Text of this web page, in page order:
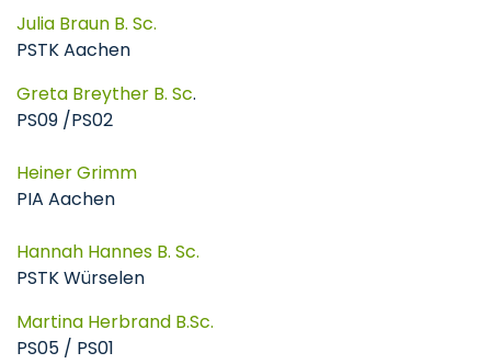
Julia Braun B. Sc.
PSTK Aachen
Greta Breyther B. Sc.
PS09 /PS02
Heiner Grimm
PIA Aachen
Hannah Hannes B. Sc.
PSTK Würselen
Martina Herbrand B.Sc.
PS05 / PS01